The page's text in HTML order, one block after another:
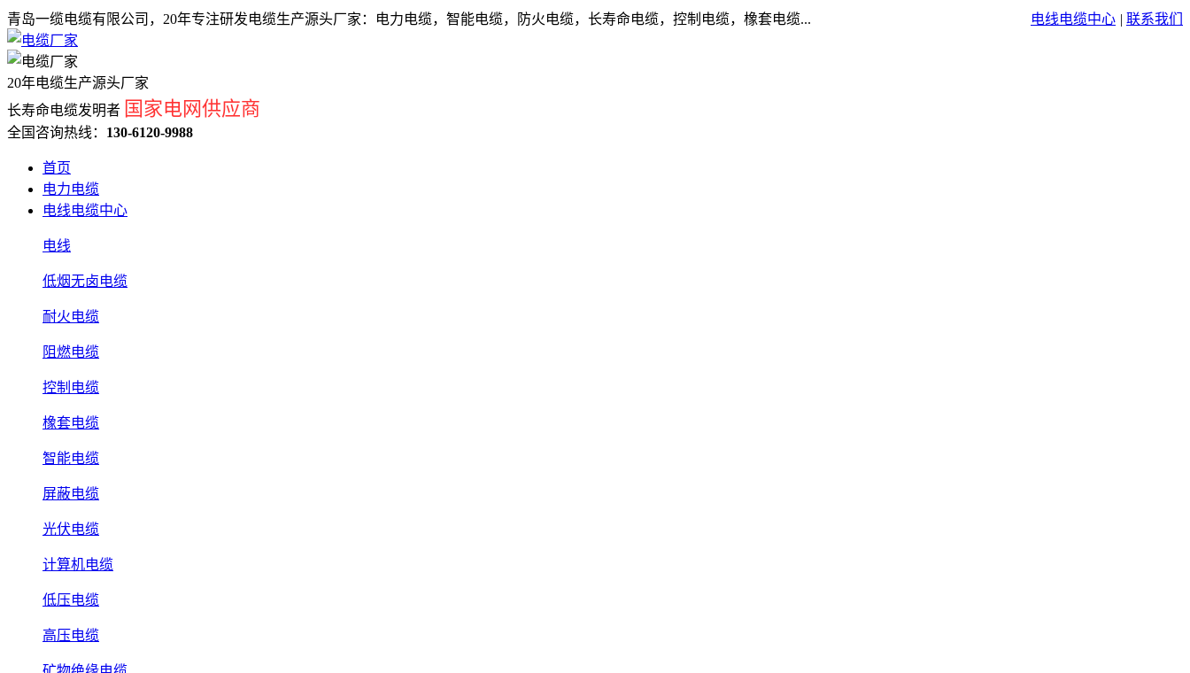
电线电缆中心 | 联系我们
青岛一缆电缆有限公司，20年专注研发电缆生产源头厂家：电力电缆，智能电缆，防火电缆，长寿命电缆，控制电缆，橡套电缆...
20年电缆生产源头厂家
长寿命电缆发明者 国家电网供应商
全国咨询热线： 130-6120-9988
首页
电力电缆
电线电缆中心
电线
低烟无卤电缆
耐火电缆
阻燃电缆
控制电缆
橡套电缆
智能电缆
屏蔽电缆
光伏电缆
计算机电缆
低压电缆
高压电缆